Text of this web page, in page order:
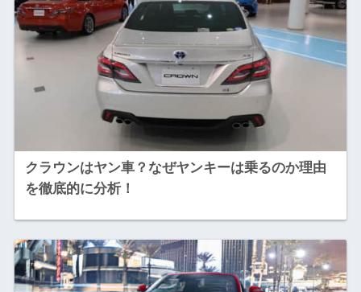
クラウンはヤン車？なぜヤンキーは乗るのか理由
を徹底的に分析！